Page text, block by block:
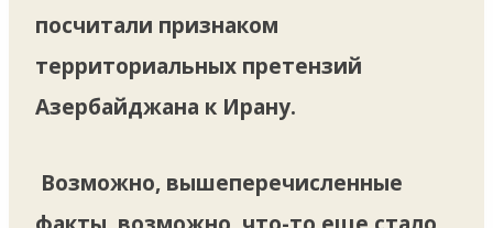
посчитали признаком
территориальных претензий
Азербайджана к Ирану.
Возможно, вышеперечисленные